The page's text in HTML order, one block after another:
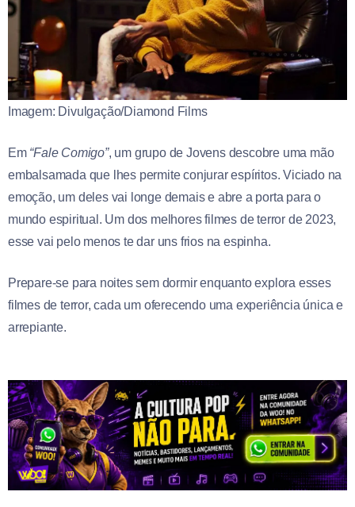
Imagem: Divulgação/Diamond Films
Em “Fale Comigo”, um grupo de Jovens descobre uma mão
embalsamada que lhes permite conjurar espíritos. Viciado na
emoção, um deles vai longe demais e abre a porta para o
mundo espiritual. Um dos melhores filmes de terror de 2023,
esse vai pelo menos te dar uns frios na espinha.
Prepare-se para noites sem dormir enquanto explora esses
filmes de terror, cada um oferecendo uma experiência única e
arrepiante.